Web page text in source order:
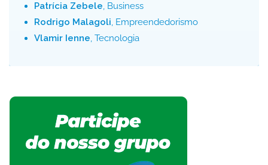
Patrícia Zebele, Business
Rodrigo Malagoli, Empreendedorismo
Vlamir Ienne, Tecnologia